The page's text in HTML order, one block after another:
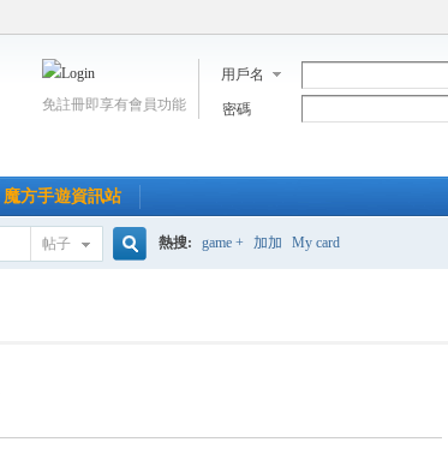
用戶名
密碼
免註冊即享有會員功能
魔方手遊資訊站
帖子 熱搜: game + 加加 My card